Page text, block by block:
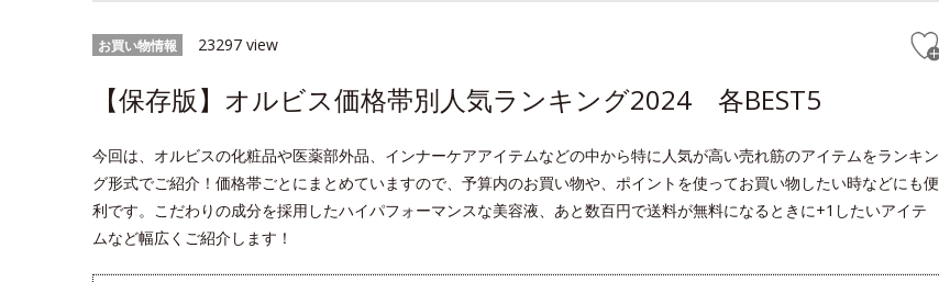
お買い物情報 23297 view
【保存版】オルビス価格帯別人気ランキング2024 各BEST5
今回は、オルビスの化粧品や医薬部外品、インナーケアアイテムなどの中から特に人気が高い売れ筋のアイテムをランキン
グ形式でご紹介！価格帯ごとにまとめていますので、予算内のお買い物や、ポイントを使ってお買い物したい時などにも便
利です。こだわりの成分を採用したハイパフォーマンスな美容液、あと数百円で送料が無料になるときに+1したいアイテ
ムなど幅広くご紹介します！